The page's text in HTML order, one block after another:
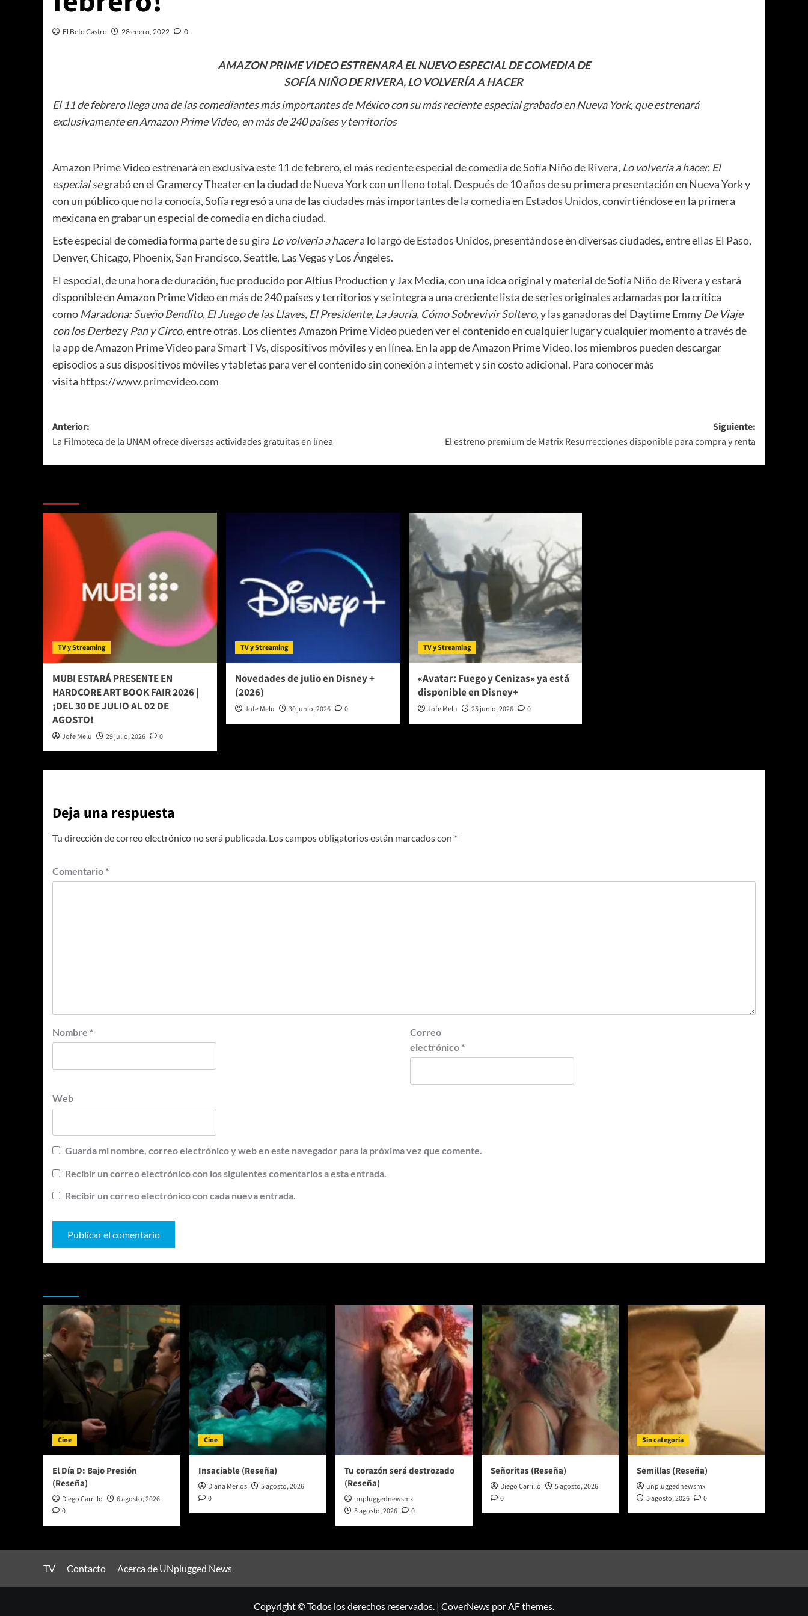
El Beto Castro 28 enero, 2022 0
AMAZON PRIME VIDEO ESTRENARÁ EL NUEVO ESPECIAL DE COMEDIA DE
SOFÍA NIÑO DE RIVERA, LO VOLVERÍA A HACER
El 11 de febrero llega una de las comediantes más importantes de México con su más reciente especial grabado en Nueva York, que estrenará
exclusivamente en Amazon Prime Video, en más de 240 países y territorios
Amazon Prime Video estrenará en exclusiva este 11 de febrero, el más reciente especial de comedia de Sofía Niño de Rivera, Lo volvería a hacer. El
especial segrabó en el Gramercy Theater en la ciudad de Nueva York con un lleno total. Después de 10 años de su primera presentación en Nueva York y
con un público que no la conocía, Sofía regresó a una de las ciudades más importantes de la comedia en Estados Unidos, convirtiéndose en la primera
mexicana en grabar un especial de comedia en dicha ciudad.
Este especial de comedia forma parte de su gira Lo volvería a hacera lo largo de Estados Unidos, presentándose en diversas ciudades, entre ellas El Paso,
Denver, Chicago, Phoenix, San Francisco, Seattle, Las Vegas y Los Ángeles.
El especial, de una hora de duración, fue producido por Altius Production y Jax Media, con una idea original y material de Sofía Niño de Rivera y estará
disponible en Amazon Prime Video en más de 240 países y territorios y se integra a una creciente lista de series originales aclamadas por la crítica
como Maradona: Sueño Bendito, El Juego de las Llaves, El Presidente, La Jauría, Cómo Sobrevivir Soltero,y las ganadoras del Daytime Emmy De Viaje
con los Derbezy Pan y Circo, entre otras. Los clientes Amazon Prime Video pueden ver el contenido en cualquier lugar y cualquier momento a través de
la app de Amazon Prime Video para Smart TVs, dispositivos móviles y en línea. En la app de Amazon Prime Video, los miembros pueden descargar
episodios a sus dispositivos móviles y tabletas para ver el contenido sin conexión a internet y sin costo adicional. Para conocer más
visita https://www.primevideo.com
Navegación
de
entradas
Anterior:
La Filmoteca de la UNAM ofrece diversas actividades gratuitas en línea
Siguiente:
El estreno premium de Matrix Resurrecciones disponible para compra y renta
TV y Streaming
MUBI ESTARÁ PRESENTE EN
HARDCORE ART BOOK FAIR 2026 |
¡DEL 30 DE JULIO AL 02 DE
AGOSTO!
Jofe Melu 29 julio, 2026 0
TV y Streaming
Novedades de julio en Disney +
(2026)
Jofe Melu 30 junio, 2026 0
TV y Streaming
«Avatar: Fuego y Cenizas» ya está
disponible en Disney+
Jofe Melu 25 junio, 2026 0
Deja una respuesta
Tu dirección de correo electrónico no será publicada. Los campos obligatorios están marcados con *
Comentario *
Nombre *
Correo
electrónico *
Web
Guarda mi nombre, correo electrónico y web en este navegador para la próxima vez que comente.
Recibir un correo electrónico con los siguientes comentarios a esta entrada.
Recibir un correo electrónico con cada nueva entrada.
Cine
El Día D: Bajo Presión
(Reseña)
Diego Carrillo
6 agosto, 2026
0
Cine
Insaciable (Reseña)
Diana Merlos
5 agosto, 2026
0
Tu corazón será destrozado
(Reseña)
unpluggednewsmx
5 agosto, 2026
0
Señoritas (Reseña)
Diego Carrillo
5 agosto, 2026
0
Sin categoría
Semillas (Reseña)
unpluggednewsmx
5 agosto, 2026
0
TV Contacto Acerca de UNplugged News
Copyright © Todos los derechos reservados. | CoverNews por AF themes.